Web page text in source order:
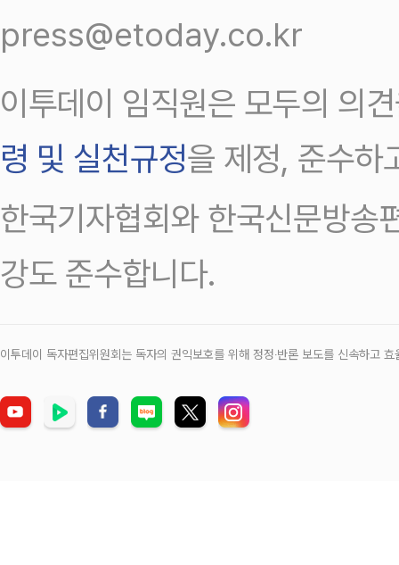
press@etoday.co.kr
이투데이 임직원은 모두의 의
령 및 실천규정을 제정, 준수하
한국기자협회와 한국신문방송
강도 준수합니다.
이투데이 독자편집위원회는 독자의 권익보호를 위해 정정‧반론 보도를 신속하고